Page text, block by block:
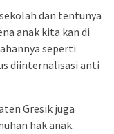
dan tentunya
anak kita kan di
seperti
diinternalisasi anti
Gresik juga
hak anak.